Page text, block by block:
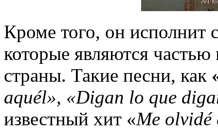
Кроме того, он исполнит
которые являются
страны. Такие песни, как
aquél», «Digan lo que
известный хит «Me olvidé